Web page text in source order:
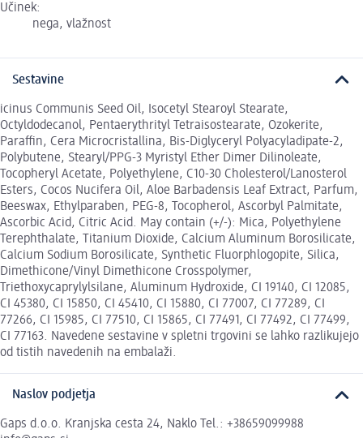
Učinek:
nega, vlažnost
Sestavine
icinus Communis Seed Oil, Isocetyl Stearoyl Stearate,
Octyldodecanol, Pentaerythrityl Tetraisostearate, Ozokerite,
Paraffin, Cera Microcristallina, Bis-Diglyceryl Polyacyladipate-2,
Polybutene, Stearyl/PPG-3 Myristyl Ether Dimer Dilinoleate,
Tocopheryl Acetate, Polyethylene, C10-30 Cholesterol/Lanosterol
Esters, Cocos Nucifera Oil, Aloe Barbadensis Leaf Extract, Parfum,
Beeswax, Ethylparaben, PEG-8, Tocopherol, Ascorbyl Palmitate,
Ascorbic Acid, Citric Acid. May contain (+/-): Mica, Polyethylene
Terephthalate, Titanium Dioxide, Calcium Aluminum Borosilicate,
Calcium Sodium Borosilicate, Synthetic Fluorphlogopite, Silica,
Dimethicone/Vinyl Dimethicone Crosspolymer,
Triethoxycaprylylsilane, Aluminum Hydroxide, CI 19140, CI 12085,
CI 45380, CI 15850, CI 45410, CI 15880, CI 77007, CI 77289, CI
77266, CI 15985, CI 77510, CI 15865, CI 77491, CI 77492, CI 77499,
CI 77163. Navedene sestavine v spletni trgovini se lahko razlikujejo
od tistih navedenih na embalaži.
Naslov podjetja
Gaps d.o.o. Kranjska cesta 24, Naklo Tel.: +38659099988